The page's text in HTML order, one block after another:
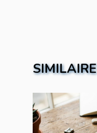
SIMILAIRE